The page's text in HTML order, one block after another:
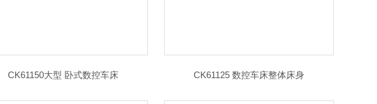
CK61150大型 卧式数控车床 CK61125 数控车床整体床身